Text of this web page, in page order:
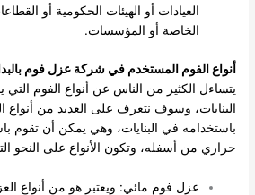
العيادات أو الهيئات الحكومية أو
الخاصة أو المؤسسات.
أنواع الفوم المستخدم في شركة عزل فوم
يتساءل الكثير من الناس عن أنواع الفوم
البنايات، وسوف نتعرف على العديد من أنواع
باستخدامه في البنايات، وهي يمكن أن تقوم
حراري من أسفله، وتكون الأنواع على النحو
عزل فوم مائي: ويعتبر هو من أنواع